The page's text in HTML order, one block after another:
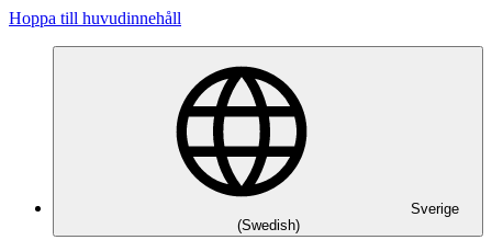
Hoppa till huvudinnehåll
Sverige
(Swedish)